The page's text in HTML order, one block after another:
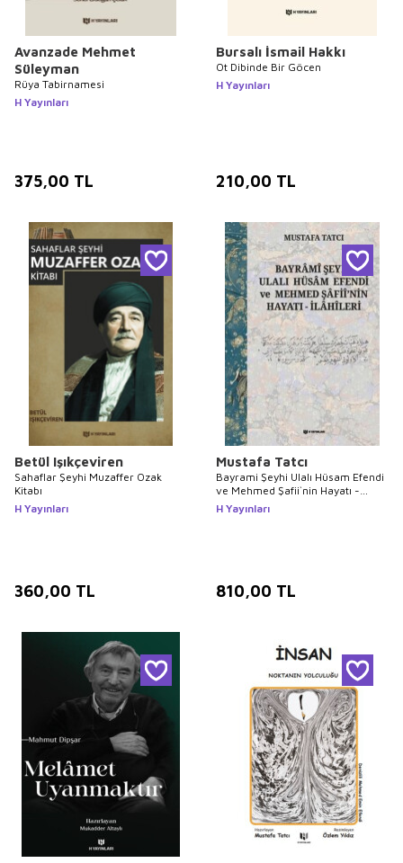
Avanzade Mehmet
Süleyman
Rüya Tabirnamesi
H Yayınları
375,00 TL
Bursalı İsmail Hakkı
Ot Dibinde Bir Göcen
H Yayınları
210,00 TL
Betül Işıkçeviren
Sahaflar Şeyhi Muzaffer Ozak
Kitabı
H Yayınları
360,00 TL
Mustafa Tatcı
Bayrami Şeyhi Ulalı Hüsam Efendi
ve Mehmed Şafii`nin Hayatı -
İlahileri
H Yayınları
810,00 TL